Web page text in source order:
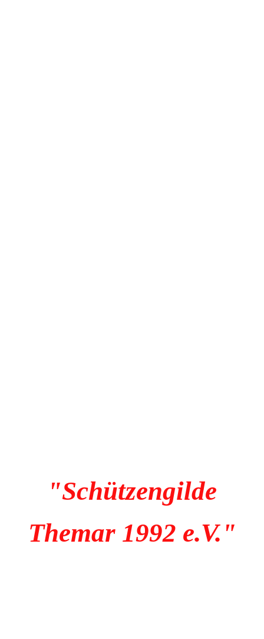
"Schützengilde
Themar 1992 e.V."